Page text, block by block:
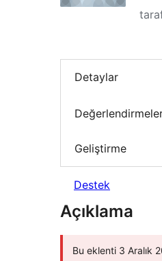
Detaylar
Geliştirme
Destek
Açıklama
Bu eklenti 3 Aralık